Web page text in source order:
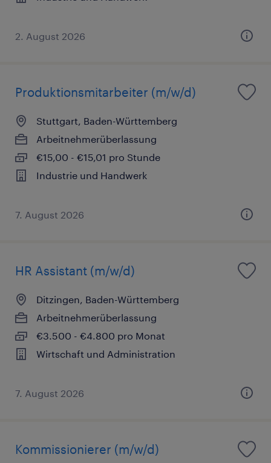
2. August 2026
Produktionsmitarbeiter (m/w/d)
Stuttgart, Baden-Württemberg
Arbeitnehmerüberlassung
€15,00 - €15,01 pro Stunde
Industrie und Handwerk
7. August 2026
HR Assistant (m/w/d)
Ditzingen, Baden-Württemberg
Arbeitnehmerüberlassung
€3.500 - €4.800 pro Monat
Wirtschaft und Administration
7. August 2026
Kommissionierer (m/w/d)